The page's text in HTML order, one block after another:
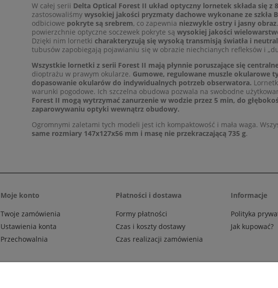
W całej serii Delta Optical Forest II układ optyczny lornetek składa się
zastosowaliśmy wysokiej jakości pryzmaty dachowe wykonane ze szkła
odbiciowe pokryte są srebrem, co zapewnia niezwykle ostry i jasny obraz
powierzchnie optyczne soczewek pokryte są wysokiej jakości
Dzięki nim lornetki charakteryzują się wysoką transmisją światła i
tubusów zapobiegają pojawianiu się w obrazie niechcianych refleksów i
Wszystkie lornetki z serii Forest II mają płynnie poruszające się
dioptrażu w prawym okularze. Gumowe, regulowane muszle okularowe
dopasowanie okularów do indywidualnych potrzeb obserwatora.
warunki pogodowe. Ich szczelna obudowa pozwala na swobodne
Forest II mogą wytrzymać zanurzenie w wodzie przez 5 min, do
zaparowywaniu optyki wewnątrz obudowy.
Ogromnymi zaletami tych modeli jest ich kompaktowość i mała waga.
same rozmiary 147x127x56 mm i masę nie przekraczającą 735 g.
Moje konto
Twoje zamówienia
Ustawienia konta
Przechowalnia
Płatności i dostawa
Formy płatności
Czas i koszty dostawy
Czas realizacji zamówienia
Informacje
Polityka
Jak kupować?